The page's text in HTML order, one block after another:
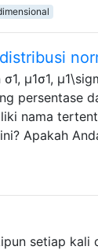
μ1σ1,
persentase
nama
Apakah
setiap kali